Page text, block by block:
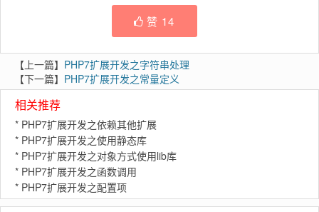
赞14
【上一篇】PHP7扩展开发之字符串处理